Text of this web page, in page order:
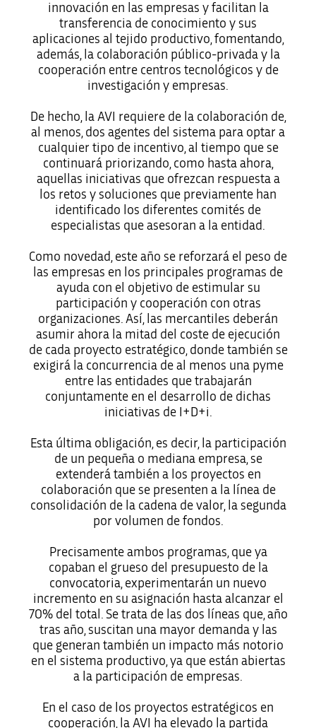
innovación en las empresas y facilitan la
transferencia de conocimiento y sus
aplicaciones al tejido productivo, fomentando,
además, la colaboración público-privada y la
cooperación entre centros tecnológicos y de
investigación y empresas.
De hecho, la AVI requiere de la colaboración de,
al menos, dos agentes del sistema para optar a
cualquier tipo de incentivo, al tiempo que se
continuará priorizando, como hasta ahora,
aquellas iniciativas que ofrezcan respuesta a
los retos y soluciones que previamente han
identificado los diferentes comités de
especialistas que asesoran a la entidad.
Como novedad, este año se reforzará el peso de
las empresas en los principales programas de
ayuda con el objetivo de estimular su
participación y cooperación con otras
organizaciones. Así, las mercantiles deberán
asumir ahora la mitad del coste de ejecución
de cada proyecto estratégico, donde también se
exigirá la concurrencia de al menos una pyme
entre las entidades que trabajarán
conjuntamente en el desarrollo de dichas
iniciativas de I+D+i.
Esta última obligación, es decir, la participación
de un pequeña o mediana empresa, se
extenderá también a los proyectos en
colaboración que se presenten a la línea de
consolidación de la cadena de valor, la segunda
por volumen de fondos.
Precisamente ambos programas, que ya
copaban el grueso del presupuesto de la
convocatoria, experimentarán un nuevo
incremento en su asignación hasta alcanzar el
70% del total. Se trata de las dos líneas que, año
tras año, suscitan una mayor demanda y las
que generan también un impacto más notorio
en el sistema productivo, ya que están abiertas
a la participación de empresas.
En el caso de los proyectos estratégicos en
cooperación, la AVI ha elevado la partida